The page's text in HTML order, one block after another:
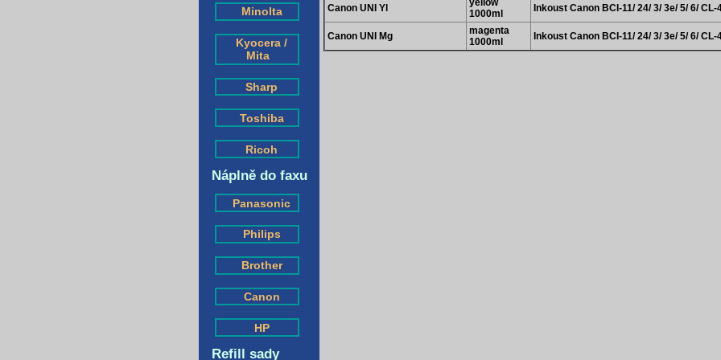
Minolta
Kyocera /
Mita
Sharp
Toshiba
Ricoh
Náplně do faxu
Panasonic
Philips
Brother
Canon
HP
Refill sady
Canon UNI Yl
yellow
1000ml
Inkoust Canon BCI-11/ 24/ 3/ 3e/ 5/ 6/ CL-
Canon UNI Mg
magenta
1000ml
Inkoust Canon BCI-11/ 24/ 3/ 3e/ 5/ 6/ CL-